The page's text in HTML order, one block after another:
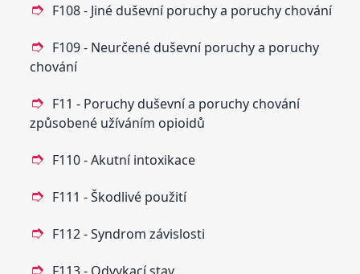
F108 - Jiné duševní poruchy a poruchy chování
F109 - Neurčené duševní poruchy a poruchy
chování
F11 - Poruchy duševní a poruchy chování
způsobené užíváním opioidů
F110 - Akutní intoxikace
F111 - Škodlivé použití
F112 - Syndrom závislosti